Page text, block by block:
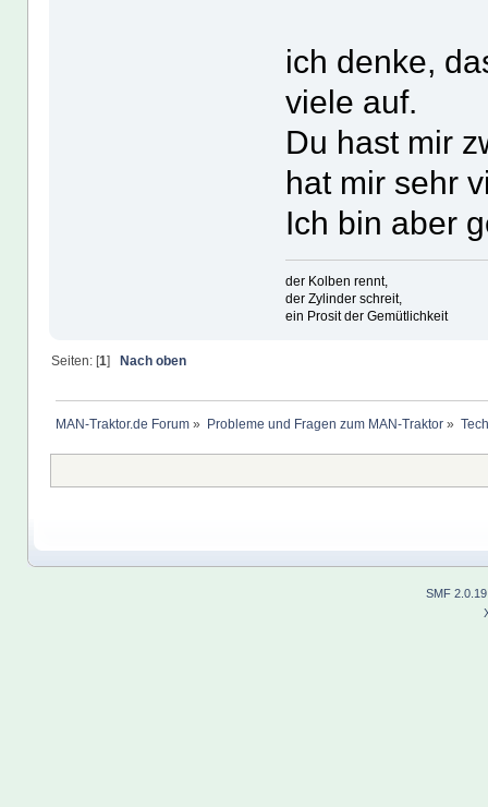
ich denke,
viele auf.
Du hast mir
hat mir sehr
Ich bin aber
der Kolben rennt,
der Zylinder schreit,
ein Prosit der Gemütlichkeit
Seiten: [1] Nach oben
MAN-Traktor.de Forum » Probleme und Fragen zum MAN-Traktor »
SMF 2.0.19